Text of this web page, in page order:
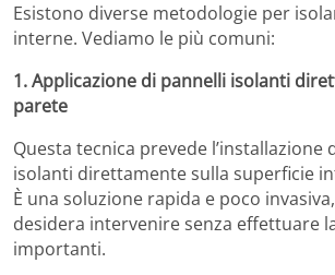
Esistono diverse metodologie per
interne. Vediamo le più comuni:
1. Applicazione di pannelli isolanti
parete
Questa tecnica prevede l’installazione
isolanti direttamente sulla superficie
È una soluzione rapida e poco
desidera intervenire senza effettuare
importanti.